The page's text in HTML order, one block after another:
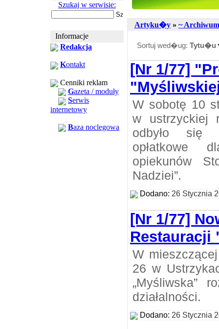
Szukaj w serwisie:
Informacje
Redakcja
Kontakt
Cenniki reklam
Gazeta / moduły
Serwis
internetowy
Baza noclegowa
Artyku�y » ~ Archiwum
Sortuj wed�ug: Tytu�u
[Nr 1/77]
W sobotę 10
w ustrzyckiej
odbyło się
opłatkowe
opiekunów
Nadziei”.
Dodano: 26 Stycznia
[Nr 1/77]
Restauracji
W
26 w
„Myśliwska”
działalności.
Dodano: 26 Stycznia